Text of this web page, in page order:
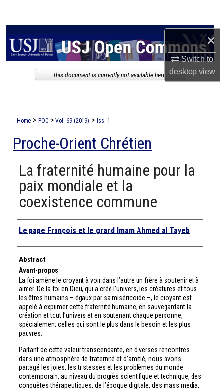
×
Switch to
desktopview
My Account
Home > POC > Vol. 69 (2019) > Iss. 1
Proche-Orient Chrétien
La fraternité humaine pour la
paix mondiale et la
coexistence commune
Authors
Le pape François et le grand Imam Ahmed al Tayeb
Abstract
Avant-propos
La foi amène le croyant à voir dans l’autre un frère à soutenir et à
aimer. De la foi en Dieu, qui a créé l’univers, les créatures et tous
les êtres humains – égaux par sa miséricorde –, le croyant est
appelé à exprimer cette fraternité humaine, en sauvegardant la
création et tout l’univers et en soutenant chaque personne,
spécialement celles qui sont le plus dans le besoin et les plus
pauvres.
Partant de cette valeur transcendante, en diverses rencontres
dans une atmosphère de fraternité et d’amitié, nous avons
partagé les joies, les tristesses et les problèmes du monde
contemporain, au niveau du progrès scientifique et technique, des
conquêtes thérapeutiques, de l’époque digitale, des mass media,
This document is currently not available here.